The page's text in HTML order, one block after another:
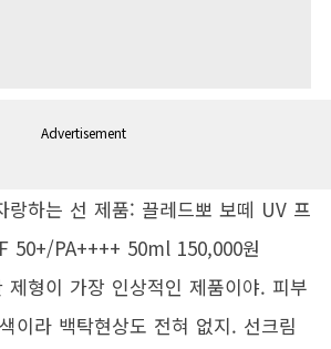
Advertisement
랑하는 선 제품: 끌레드뽀 보떼 UV 프
50+/PA++++ 50ml 150,000원
제형이 가장 인상적인 제품이야. 피부
이라 백탁현상도 전혀 없지. 선크림